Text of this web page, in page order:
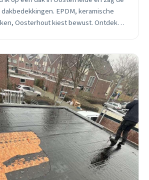
EPDM, keramische
Oosterhout kiest bewust. Ontdek